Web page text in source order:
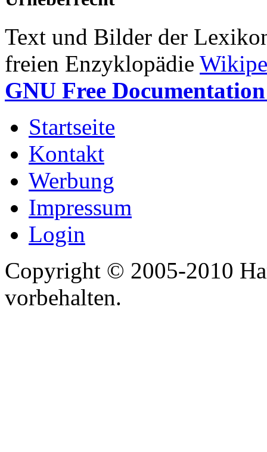
Text und Bilder der
freien Enzyklopädie
GNU Free
Startseite
Kontakt
Werbung
Impressum
Login
Copyright © 2005-2010
vorbehalten.